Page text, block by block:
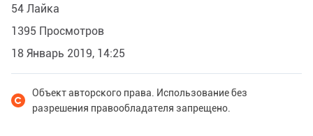
54 Лайка
1395 Просмотров
18 Январь 2019, 14:25
Объект авторского права. Использование без
разрешения правообладателя запрещено.